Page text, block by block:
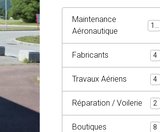
Maintenance
Aéronautique
Fabricants 4
Travaux Aériens 4
Réparation / Voilerie 2
Boutiques 8